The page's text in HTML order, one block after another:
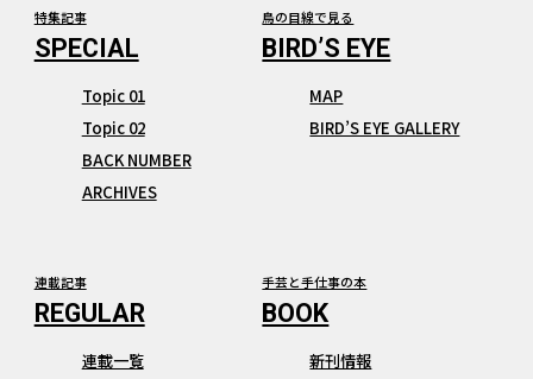
特集記事
Topic 01
Topic 02
BACK NUMBER
ARCHIVES
鳥の目線で見る
MAP
BIRD’S EYE GALLERY
連載記事
連載一覧
手芸と手仕事の本
新刊情報